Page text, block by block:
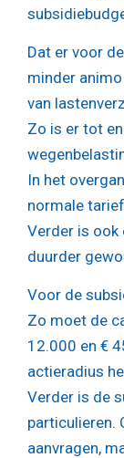
Dat er voor
minder
van
Zo is er tot
In het
normale
Verder is
duurder
Voor de
Zo moet de
12.000 en €
actieradius
Verder is de
particulieren.
aanvragen,